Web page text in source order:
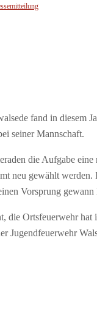
fand in diesem
seiner Mannschaft.
die Aufgabe
neu gewählt
Vorsprung
die Ortsfeuerwehr
Jugendfeuerwehr